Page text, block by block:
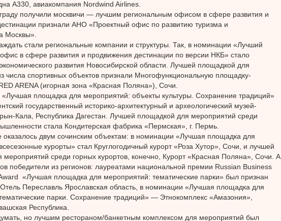
А330, авиакомпания Nordwind Airlines.
получили москвичи — лучшим региональным офисом в сфере развития и
признали АНО «Проектный офис по развитию туризма и
Москвы».
стали региональные компании и структуры. Так, в номинации «Лучший
в сфере развития и продвижения дестинации по версии НКБ» стало
развития Новосибирской области. Лучшей площадкой для
числа спортивных объектов признали Многофункциональную площадку-
ARENA (игорная зона «Красная Поляна»), Сочи.
площадка для мероприятий: объекты культуры. Сохранение традиций»
государственный историко-архитектурный и археологический музей-
Кала, Республика Дагестан. Лучшей площадкой для мероприятий среди
стала Кондитерская фабрика «Пермская», г. Пермь.
оказалось двум сочинским объектам: в номинации «Лучшая площадка для
курорты» стал Круглогодичный курорт «Роза Хутор», Сочи, и лучшей
мероприятий среди горных курортов, конечно, Курорт «Красная Поляна», Сочи. А
победители из регионов: лауреатами национальной премии Russian Business
«Лучшая площадка для мероприятий: тематические парки» был признан
Переславль Ярославская область, в номинации «Лучшая площадка для
парки. Сохранение традиций» — Этнокомплекс «Амазония»,
Республика.
но лучшим рестораном/банкетным комплексом для мероприятий был